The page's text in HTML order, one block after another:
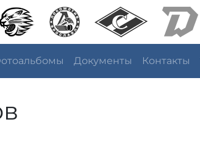
Документы Контакты